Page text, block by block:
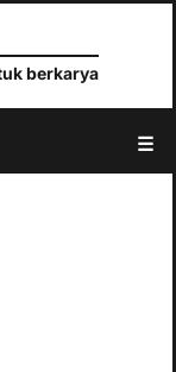
berkarya
☰